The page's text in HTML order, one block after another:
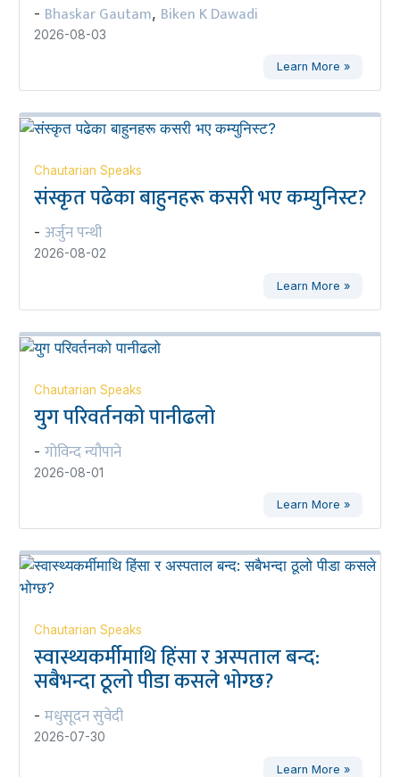
- Bhaskar Gautam, Biken K Dawadi
2026-08-03
Learn More »
Chautarian Speaks
संस्कृत पढेका बाहुनहरू कसरी भए कम्युनिस्ट?
- अर्जुन पन्थी
2026-08-02
Learn More »
Chautarian Speaks
युग परिवर्तनको पानीढलो
- गोविन्द न्यौपाने
2026-08-01
Learn More »
Chautarian Speaks
स्वास्थ्यकर्मीमाथि हिंसा र अस्पताल बन्द:
सबैभन्दा ठूलो पीडा कसले भोग्छ?
- मधुसूदन सुवेदी
2026-07-30
Learn More »